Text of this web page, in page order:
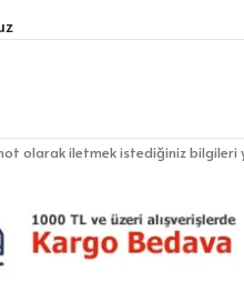
olarak iletmek istediğiniz bilgileri